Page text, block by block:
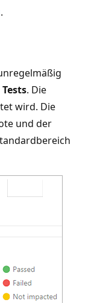
.
. Die
wird. Die
und der